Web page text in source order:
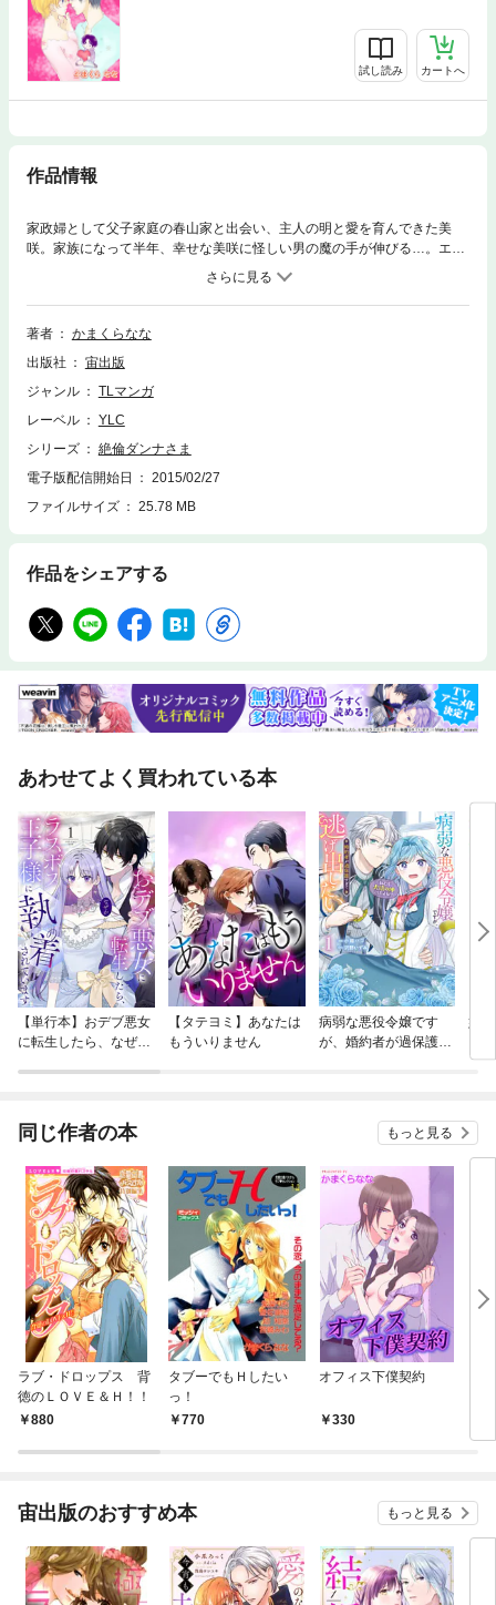
試し読み カートへ
作品情報
家政婦として父子家庭の春山家と出会い、主人の明と愛を育んできた美
咲。家族になって半年、幸せな美咲に怪しい男の魔の手が伸びる…。エロ
エロ男爵の明が繰り出す、悶絶Ｈテクニックも見逃せない大人気シリー
著者
かまくらなな
出版社
宙出版
ジャンル
TLマンガ
レーベル
YLC
シリーズ
絶倫ダンナさま
電子版配信開始日
2015/02/27
ファイルサイズ
25.78 MB
作品をシェアする
あわせてよく買われている本
【単行本】おデブ悪女
に転生したら、なぜか
【タテヨミ】あなたは
もういりません
病弱な悪役令嬢です
が、婚約者が過保護す
妹
同じ作者の本 もっと見る
ラブ・ドロップス 背
徳のＬＯＶＥ＆Ｈ！！
880
タブーでもＨしたい
っ！
770
オフィス下僕契約
330
宙出版のおすすめ本 もっと見る